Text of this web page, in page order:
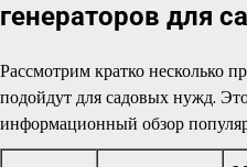
генераторов для
Рассмотрим кратко несколько
подойдут для садовых нужд.
информационный обзор